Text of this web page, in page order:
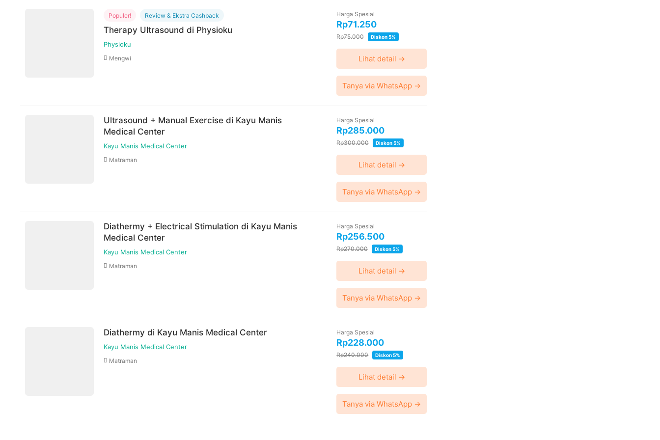
Populer! Review & Ekstra Cashback
Therapy Ultrasound di Physioku
Physioku
Mengwi
Harga Spesial
Rp71.250
Rp75.000 Diskon 5%
Lihat detail →
Tanya via WhatsApp →
Ultrasound + Manual Exercise di Kayu Manis
Medical Center
Kayu Manis Medical Center
Matraman
Harga Spesial
Rp285.000
Rp300.000 Diskon 5%
Lihat detail →
Tanya via WhatsApp →
Diathermy + Electrical Stimulation di Kayu Manis
Medical Center
Kayu Manis Medical Center
Matraman
Harga Spesial
Rp256.500
Rp270.000 Diskon 5%
Lihat detail →
Tanya via WhatsApp →
Diathermy di Kayu Manis Medical Center
Kayu Manis Medical Center
Matraman
Harga Spesial
Rp228.000
Rp240.000 Diskon 5%
Lihat detail →
Tanya via WhatsApp →